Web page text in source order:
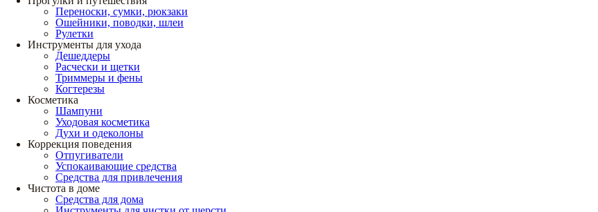
Переноски, сумки, рюкзаки
Ошейники, поводки, шлеи
Рулетки
Инструменты для ухода
Дешеддеры
Расчески и щетки
Триммеры и фены
Когтерезы
Косметика
Шампуни
Уходовая косметика
Духи и одеколоны
Коррекция поведения
Отпугиватели
Успокаивающие средства
Средства для привлечения
Чистота в доме
Средства для дома